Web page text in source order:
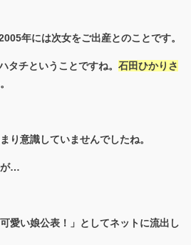
年には次女をご出産とのことです。
チということですね。 石田ひかりさ
り意識していませんでしたね。
が…
可愛い娘公表！」としてネットに流出し